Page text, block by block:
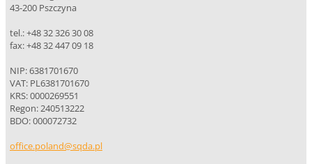
43-200 Pszczyna
tel.: +48 32 326 30 08
fax: +48 32 447 09 18
NIP: 6381701670
VAT: PL6381701670
KRS: 0000269551
Regon: 240513222
BDO: 000072732
office.poland@sqda.pl